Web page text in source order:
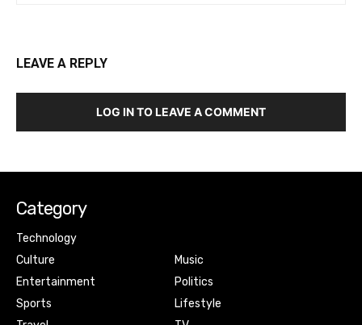
LEAVE A REPLY
LOG IN TO LEAVE A COMMENT
Category
Technology
Culture
Entertainment
Sports
Music
Politics
Lifestyle